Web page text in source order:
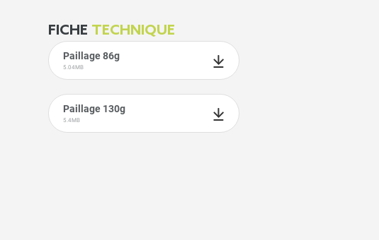
FICHE TECHNIQUE
Paillage 86g
5.04MB
Paillage 130g
5.4MB